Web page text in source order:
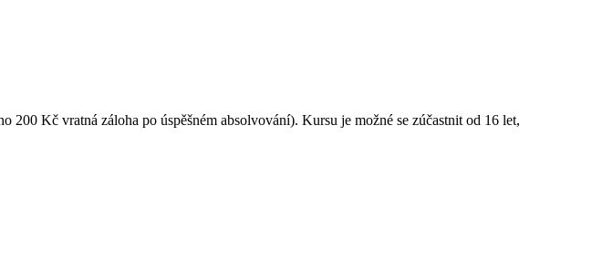
Kč vratná záloha po úspěšném absolvování). Kursu je možné se zúčastnit od 16 let,